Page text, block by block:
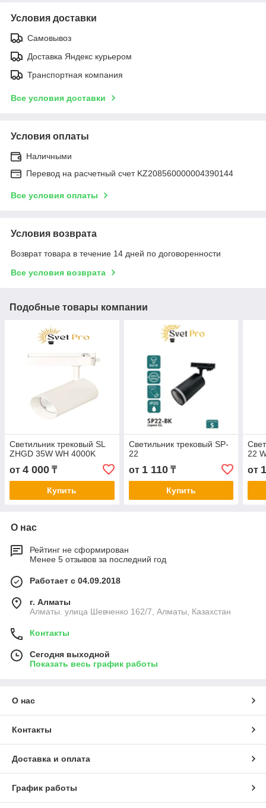
Условия доставки
Самовывоз
Доставка Яндекс курьером
Транспортная компания
Все условия доставки
Условия оплаты
Наличными
Перевод на расчетный счет KZ208560000004390144
Все условия оплаты
Условия возврата
Возврат товара в течение 14 дней по договоренности
Все условия возврата
Подобные товары компании
Светильник трековый SL
ZHGD 35W WH 4000K
от 4 000 ₸
Купить
Светильник трековый SP-
22
от 1 110₸
Купить
22
от
О нас
Рейтинг не сформирован
Менее 5 отзывов за последний год
Работает с 04.09.2018
г. Алматы
Алматы. улица Шевченко 162/7, Алматы, Казахстан
Контакты
Сегодня выходной
Показать весь график работы
О нас
Контакты
Доставка и оплата
График работы